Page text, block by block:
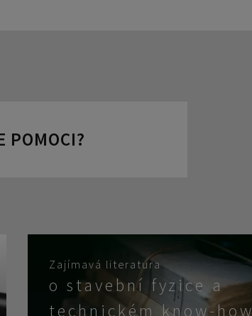
POMOCI?
Zajímavá literatura
o stavební fyzice a
technickém know-how